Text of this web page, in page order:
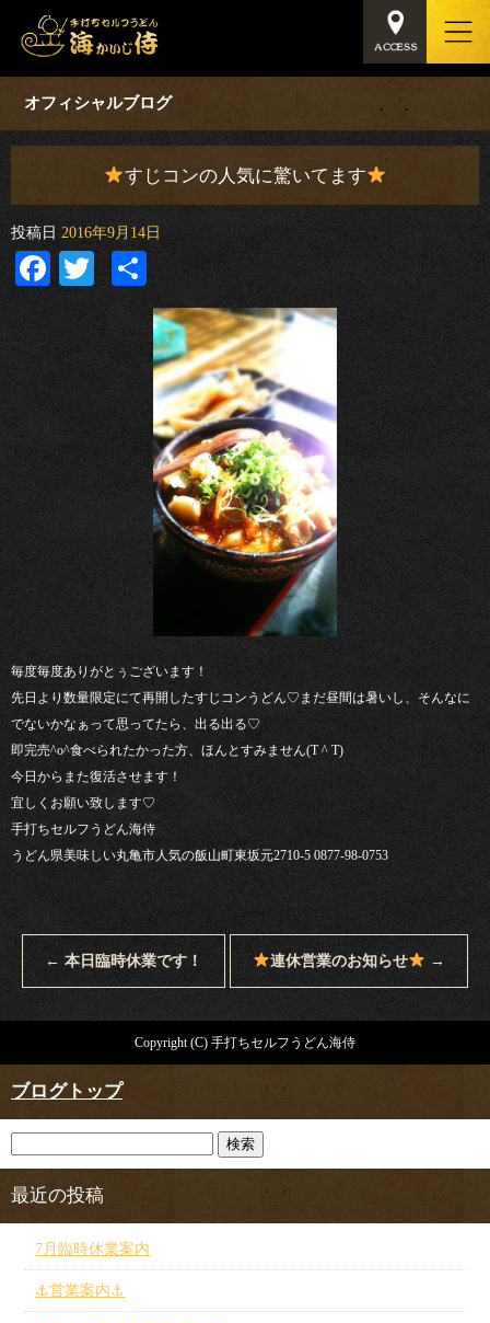
オフィシャルブログ
すじコンの人気に驚いてます
投稿日 2016年9月14日
Facebook
Twitter
有
毎度毎度ありがとぅございます！
先日より数量限定にて再開したすじコンうどん♡まだ昼間は暑いし、そんなに
でないかなぁって思ってたら、出る出る♡
即完売^o^食べられたかった方、ほんとすみません(T ^ T)
今日からまた復活させます！
宜しくお願い致します♡
手打ちセルフうどん海侍
うどん県美味しい丸亀市人気の飯山町東坂元2710-5 0877-98-0753
← 本日臨時休業です！ 連休営業のお知らせ →
Copyright (C) 手打ちセルフうどん海侍
ブログトップ
最近の投稿
7月臨時休業案内
⚓︎営業案内⚓︎